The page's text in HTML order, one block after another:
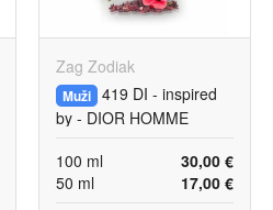
Zag Zodiak
Muži 419 DI - inspired
by - DIOR HOMME
INTENSE
30,00 €
100 ml
17,00 €
50 ml